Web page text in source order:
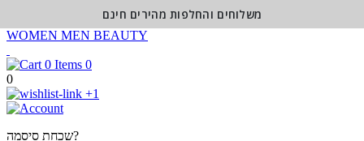
WOMEN MEN BEAUTY
0
0
+1
שכחת סיסמה?
משלוחים והחלפות מהירים חינם